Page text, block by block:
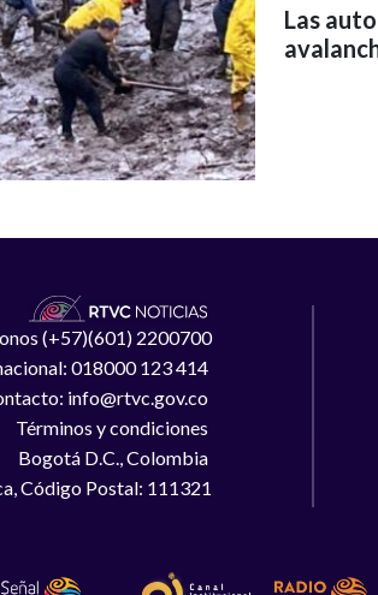
Las
(+57)(601) 2200700
018000 123 414
info@rtvc.gov.co
Términos y condiciones
Bogotá D.C., Colombia
Código Postal: 111321